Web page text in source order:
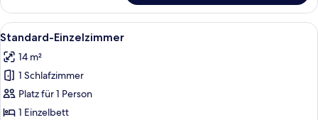
Doppel-
oder
-
Alle
Fotos
für
Standard-
Einzelzimmer
anzeigen
Ein kleines Hotelzimmer mit einem
3
Standard-Einzelzimmer
14 m²
1 Schlafzimmer
Platz für 1 Person
1 Einzelbett